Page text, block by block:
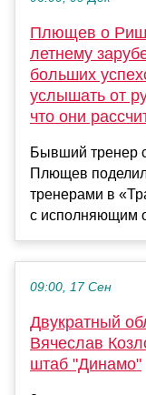
Плющев о
летнему
больших
услышать от
что они
Бывший тренер
Плющев
тренерами в
с исполняющим
09:00, 17 Сен
Двукратный
Вячеслав
штаб "Динамо"